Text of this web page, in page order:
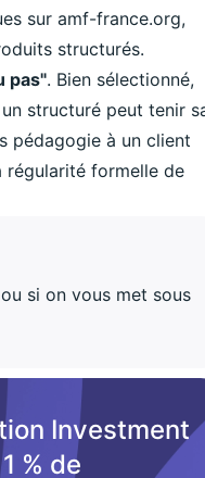
sur amf-france.org,
structurés.
pas". Bien sélectionné,
structuré peut tenir
pédagogie à un client
régularité formelle de
si on vous met sous
Investment
% de